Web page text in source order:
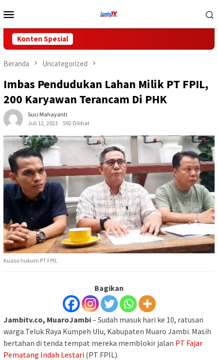
ke
Mobile
Konten Spesial
Beranda Uncategorized
Imbas Pendudukan Lahan Milik PT FPIL,
200 Karyawan Terancam Di PHK
Suci Mahayanti
Juli 12, 2023
592 Dilihat
Kuasa hukum PT FPIL
Bagikan
Jambitv.co, MuaroJambi– Sudah masuk hari ke 10, ratusan
warga Teluk Raya Kumpeh Ulu, Kabupaten Muaro Jambi. Masih
bertahan di tenda tempat mereka memblokir jalan PT Fajar
Pematang Indah Lestari (PT FPIL).